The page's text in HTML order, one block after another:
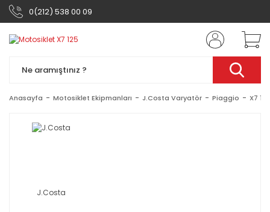
0(212) 538 00 09
Anasayfa Motosiklet Ekipmanları J.Costa Varyatör Piaggio X7 125
J.Costa